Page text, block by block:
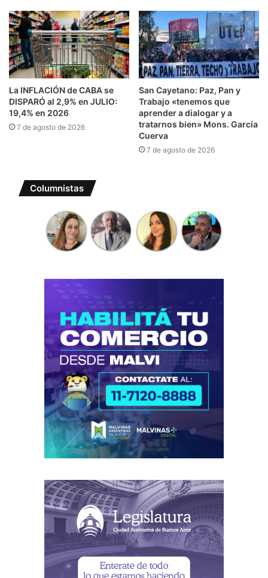
La INFLACIÓN de CABA se
DISPARÓ al 2,9% en JULIO:
19,4% en 2026
7 de agosto de 2026
San Cayetano: Paz, Pan y
Trabajo «tenemos que
aprender a dialogar y a
tratarnos bien» Mons. García
Cuerva
7 de agosto de 2026
Columnistas